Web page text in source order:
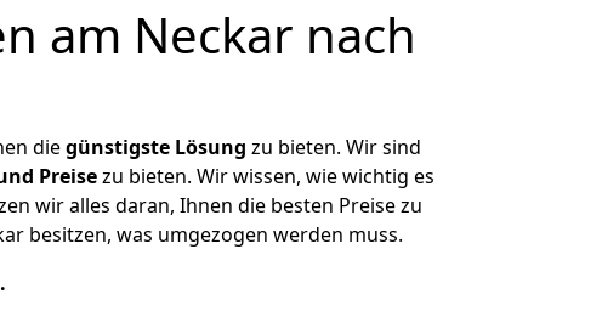
am Neckar nach
diegünstigste Lösung zu bieten. Wir sind
Preisezu bieten. Wir wissen, wie wichtig es
wir alles daran, Ihnen die besten Preise zu
besitzen, was umgezogen werden muss.